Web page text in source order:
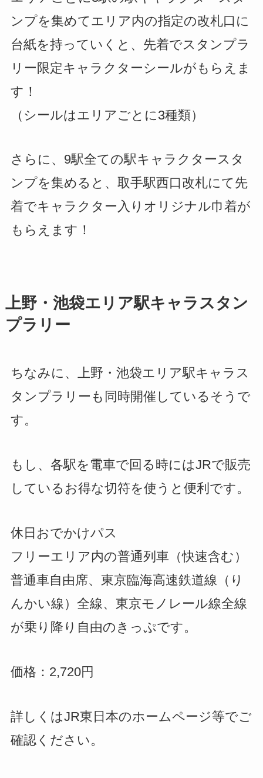
ンプを集めてエリア内の指定の改札口に
台紙を持っていくと、先着でスタンプラ
リー限定キャラクターシールがもらえま
す！
（シールはエリアごとに3種類）
さらに、9駅全ての駅キャラクタースタ
ンプを集めると、取手駅西口改札にて先
着でキャラクター入りオリジナル巾着が
もらえます！
上野・池袋エリア駅キャラスタン
プラリー
ちなみに、上野・池袋エリア駅キャラス
タンプラリーも同時開催しているそうで
す。
もし、各駅を電車で回る時にはJRで販売
しているお得な切符を使うと便利です。
休日おでかけパス
フリーエリア内の普通列車（快速含む）
普通車自由席、東京臨海高速鉄道線（り
んかい線）全線、東京モノレール線全線
が乗り降り自由のきっぷです。
価格：2,720円
詳しくはJR東日本のホームページ等でご
確認ください。